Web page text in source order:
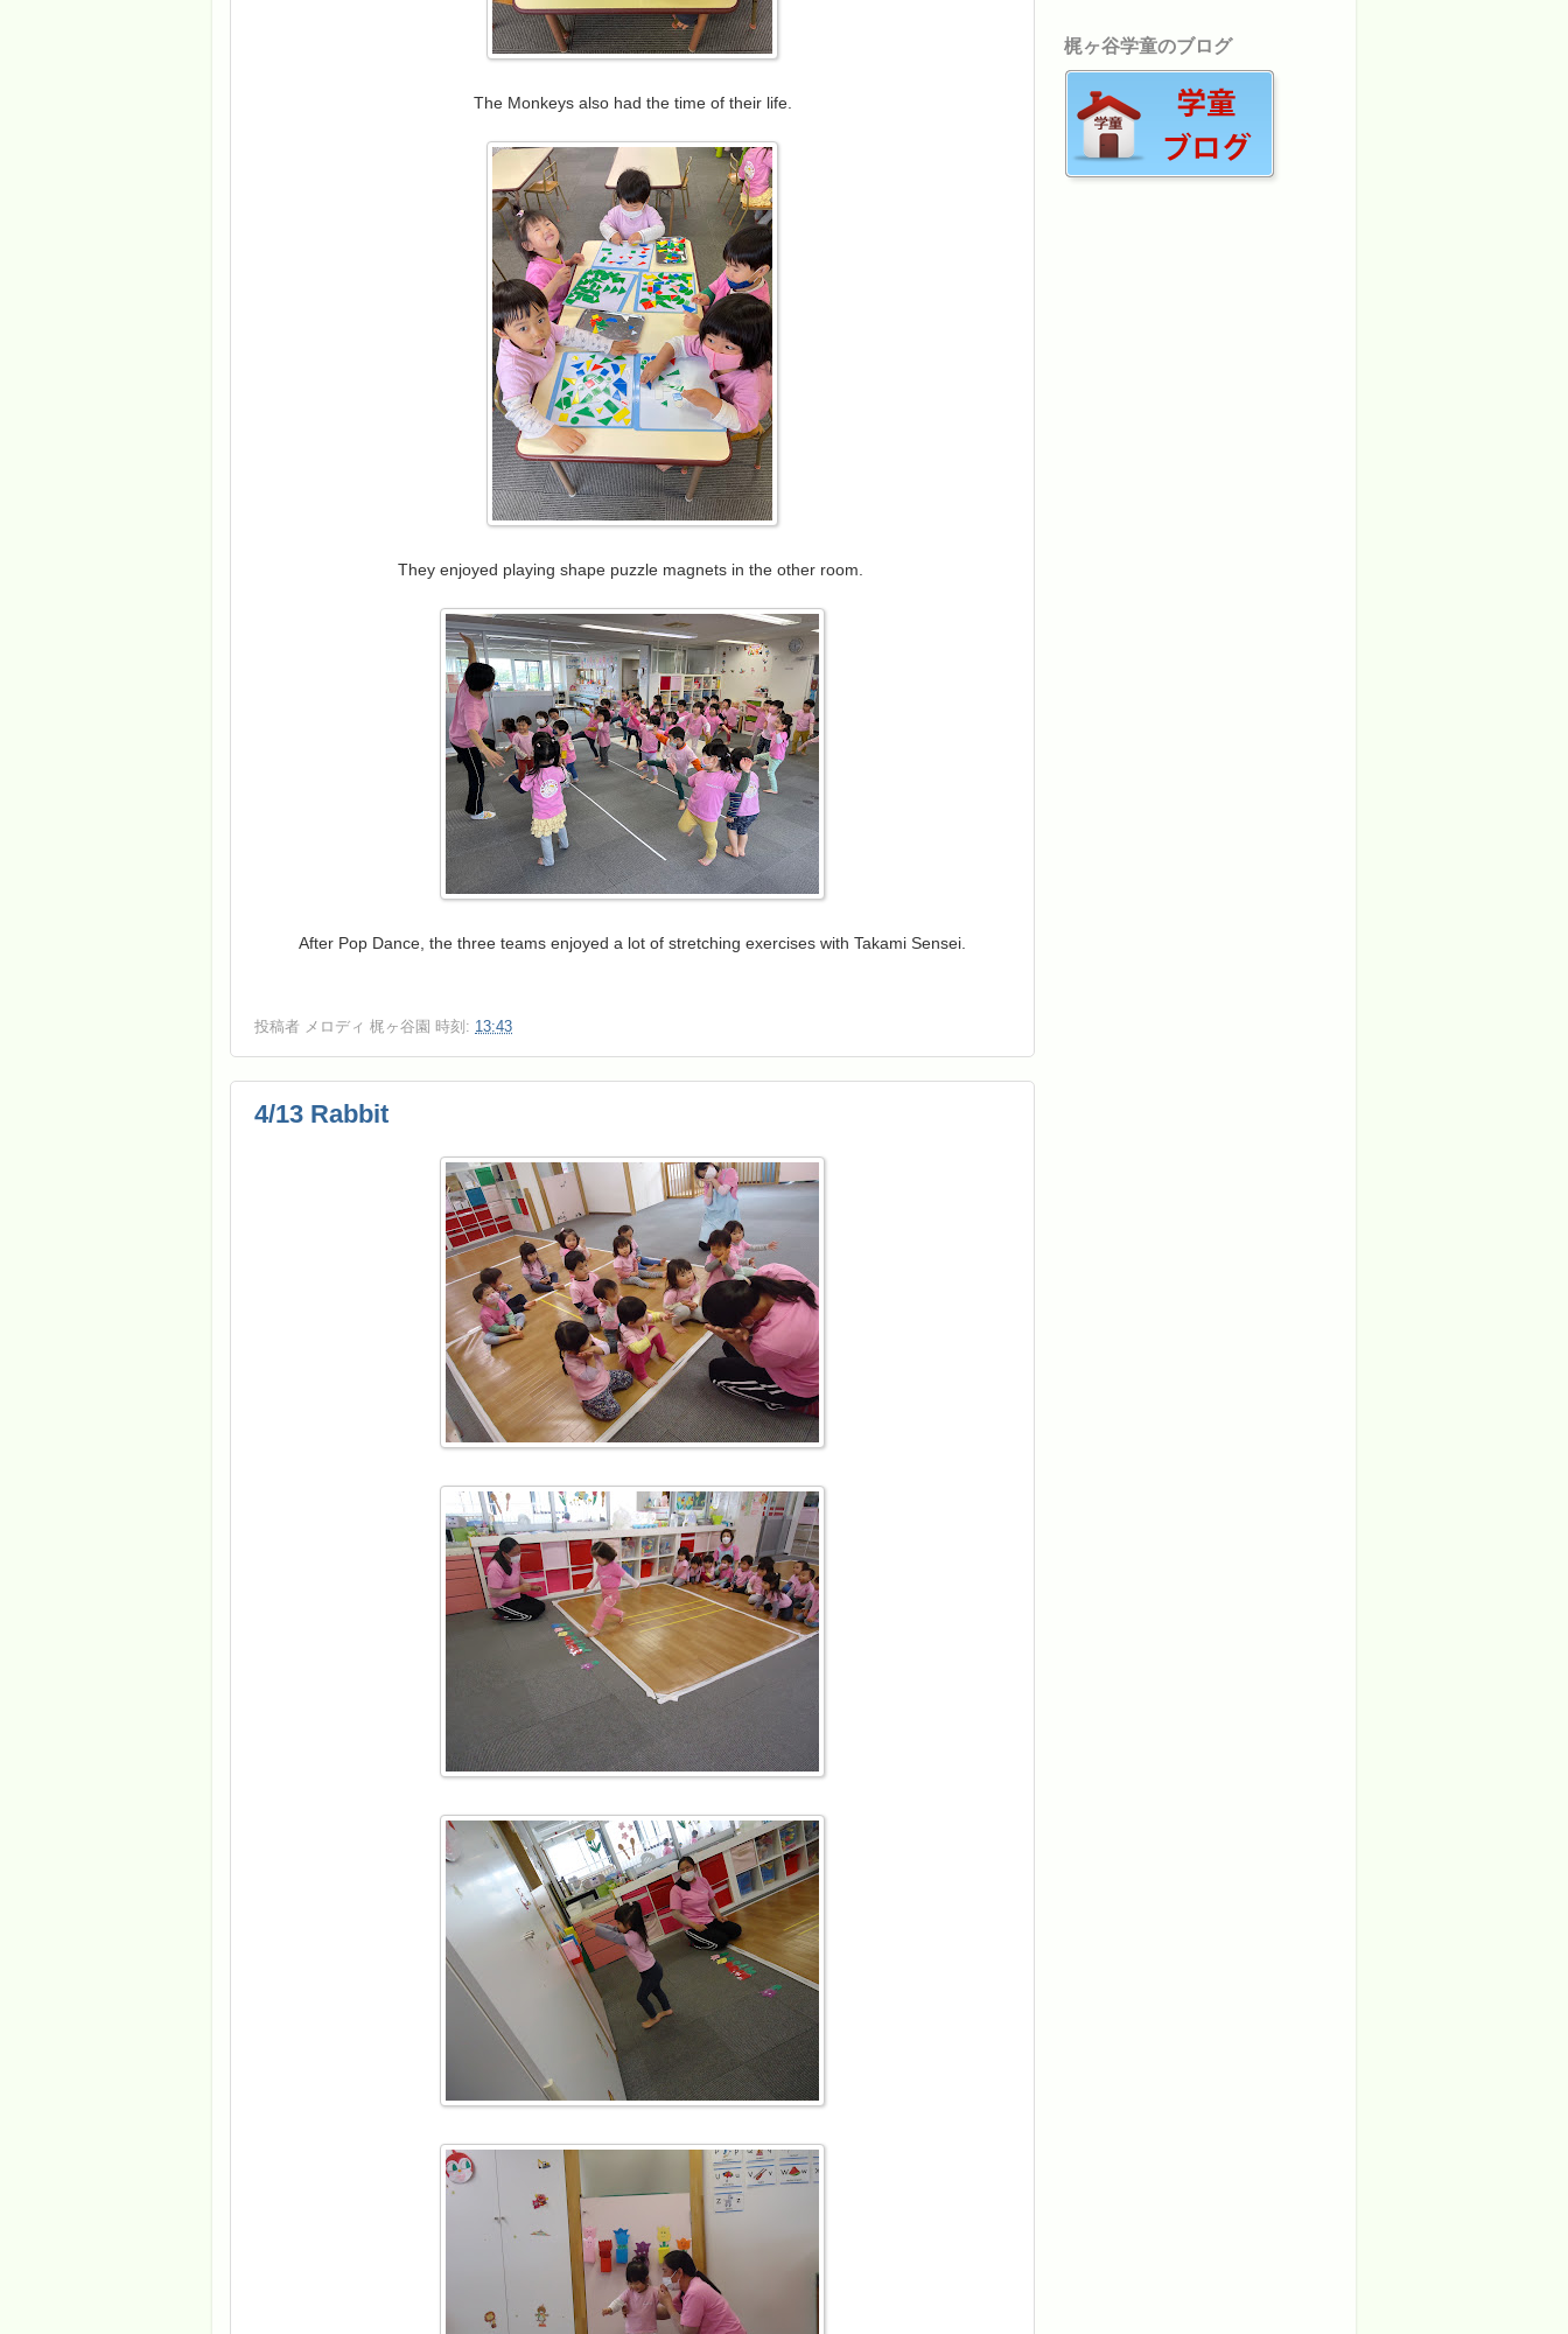
The Monkeys also had the time of their life.
They enjoyed playing shape puzzle magnets in the other room.
After Pop Dance, the three teams enjoyed a lot of stretching exercises with Takami Sensei.
投稿者 メロディ 梶ヶ谷園 時刻: 13:43
4/13 Rabbit
梶ヶ谷学童のブログ